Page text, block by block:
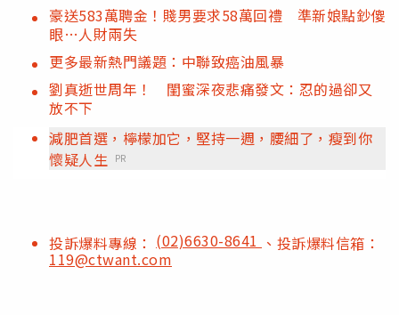
豪送583萬聘金！賤男要求58萬回禮 準新娘點鈔傻
眼…人財兩失
更多最新熱門議題：中聯致癌油風暴
劉真逝世周年！ 閨蜜深夜悲痛發文：忍的過卻又
放不下
減肥首選，檸檬加它，堅持一週，腰細了，瘦到你
懷疑人生
PR
投訴爆料專線： (02)6630-8641 、投訴爆料信箱：
119@ctwant.com